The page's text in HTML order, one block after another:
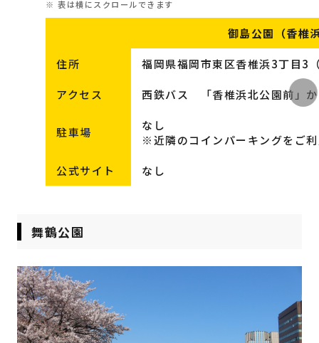
御島公園（香椎
住所 福岡県福岡市東区香椎浜3丁目3
アクセス 西鉄バス 「香椎浜北公園前」
駐車場
なし
※近隣のコインパーキングをご
公式サイト なし
舞鶴公園